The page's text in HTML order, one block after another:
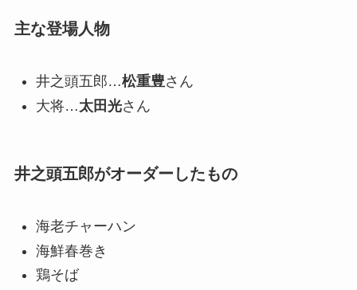
主な登場人物
井之頭五郎…松重豊さん
大将…太田光さん
井之頭五郎がオーダーしたもの
海老チャーハン
海鮮春巻き
鶏そば